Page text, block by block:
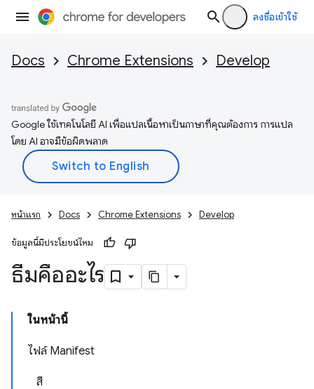
ลงชื่อเข้าใช้
Docs Chrome Extensions Develop
Google ใช้เทคโนโลยี AI เพื่อแปลเนื้อหาเป็นภาษาที่คุณต้องการ การแปล
โดย AI อาจมีข้อผิดพลาด
หน้าแรก Docs Chrome Extensions Develop
ข้อมูลนี้มีประโยชน์ไหม
ธีมคืออะไร
ในหน้านี้
ไฟล์ Manifest
สี